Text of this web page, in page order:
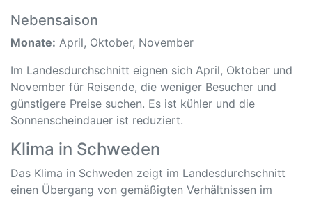
Nebensaison
Monate: April, Oktober, November
Im Landesdurchschnitt eignen sich April, Oktober und
November für Reisende, die weniger Besucher und
günstigere Preise suchen. Es ist kühler und die
Sonnenscheindauer ist reduziert.
Klima in Schweden
Das Klima in Schweden zeigt im Landesdurchschnitt
einen Übergang von gemäßigten Verhältnissen im